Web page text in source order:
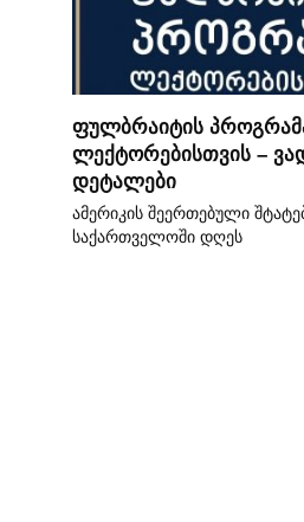
ფულბრაიტის
ლექტორებისთვის –
დეტალები
ამერიკის შეერთებული
საქართველოში დღეს